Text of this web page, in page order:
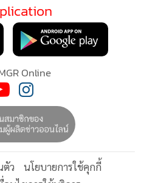
งราวพระเกียรติคุณ การ
รพัฒนางานหัตถศิลป์ไทยของทั้ง
แต่วันนี้ถึง 30 มิ.ย. 69 (อังคาร-
Online
ตัว
นโยบายการใช้คุกกี้
รข้อมูลส่วนบุคคลเพื่อนำเสนอ
ให้กับผู้อ่านบนเว็บไซต์ และ
นเว็บไซต์
ราบ